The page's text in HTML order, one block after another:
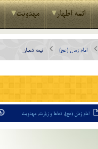
ائمه اطهار مهدویت
امام زمان (عج) نیمه شعبان
امام زمان (عج), دعاها و زیارت, مهدویت